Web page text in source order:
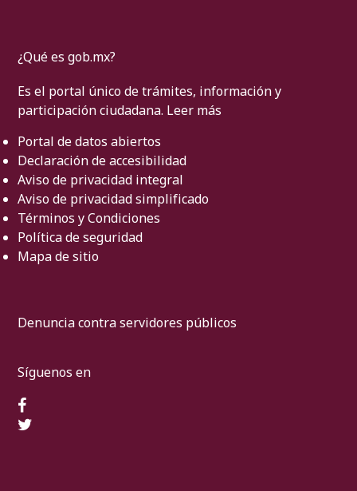
¿Qué es gob.mx?
Es el portal único de trámites, información y
participación ciudadana. Leer más
Portal de datos abiertos
Declaración de accesibilidad
Aviso de privacidad integral
Aviso de privacidad simplificado
Términos y Condiciones
Política de seguridad
Mapa de sitio
Denuncia contra servidores públicos
Síguenos en